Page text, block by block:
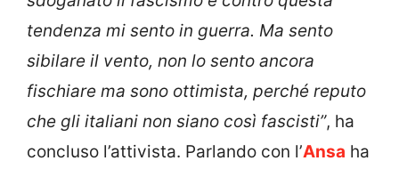
tendenza mi sento in guerra. Ma sento
sibilare il vento, non lo sento ancora
fischiare ma sono ottimista, perché reputo
che gli italiani non siano così fascisti”, ha
concluso l’attivista. Parlando con l’Ansa ha